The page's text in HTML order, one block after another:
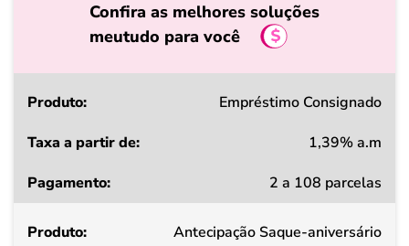
Confira as melhores soluções
meutudo para você
Produto
a
de
Empréstimo Consignado
1,39% a.m
2 a 108 parcelas
Antecipação Saque-aniversário